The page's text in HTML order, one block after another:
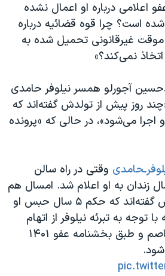
اعلامی درباره او اعمال نشده
است؟ چرا قوه قضائیه درباره
موقت غیرقانونی تحمیل شده به
نمی‌کند؟»
آجورلو همسر نیلوفر حامدی
روز پیش از تولدش گفته‌اند که
می‌شود»، در حالی که «پرونده
وقتی در راه سالن
بود، حکم ۷ سال زندان به او اعلام شد. امسال هم
چند روز پیش از تولدش گفته‌اند که حکم ۵ سال حبس او
توجه به تبرئه نیلوفر از اتهام
همکاری با دولت متخاصم و طبق بخشنامه عفو ۱۴۰۱